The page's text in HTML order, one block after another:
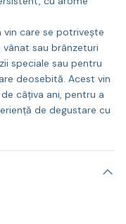
care se potrivește
sau brânzeturi
speciale sau pentru
deosebită. Acest vin
câțiva ani, pentru a
de degustare cu